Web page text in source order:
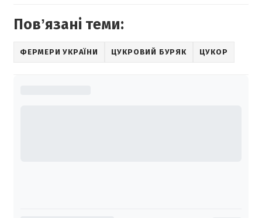
Повʼязані теми:
ФЕРМЕРИ УКРАЇНИ ЦУКРОВИЙ БУРЯК ЦУКОР